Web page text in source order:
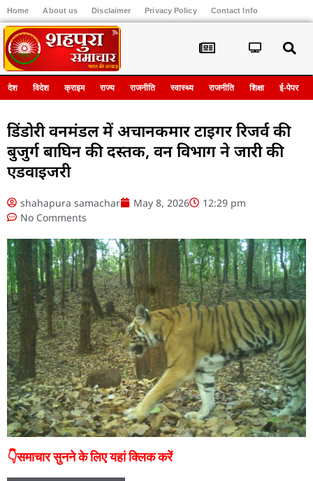
Home About us Disclaimer Privacy Policy Contact Info
देश विदेश क्राइम राज्य राजनीति स्वास्थ्य राजनीति शिक्षा ई-पेपर
डिंडोरी वनमंडल में अचानकमार टाइगर रिजर्व की
बुजुर्ग बाघिन की दस्तक, वन विभाग ने जारी की
एडवाइजरी
shahapura samachar May 8, 2026
12:29 pm
No Comments
👇समाचार सुनने के लिए यहां क्लिक करें